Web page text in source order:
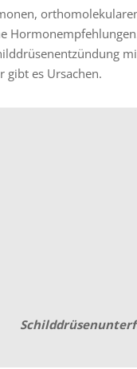
es Ursachen.